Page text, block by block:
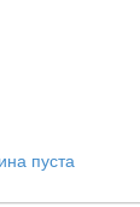
пуста